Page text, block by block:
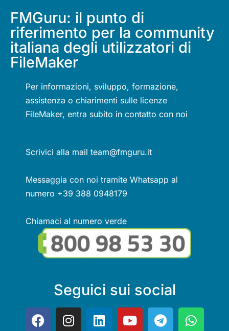
FMGuru: il punto di
riferimento per la community
italiana degli utilizzatori di
FileMaker
Per informazioni, sviluppo, formazione,
assistenza o chiarimenti sulle licenze
FileMaker, entra subito in contatto con noi
Scrivici alla mail team@fmguru.it
Messaggia con noi tramite Whatsapp al
numero +39 388 0948179
Chiamaci al numero verde
Seguici sui social